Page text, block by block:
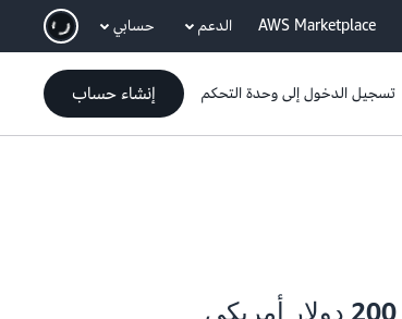
AWS Marketplace الدعم حسابي
تسجيل الدخول إلى وحدة التحكم إنشاء حساب